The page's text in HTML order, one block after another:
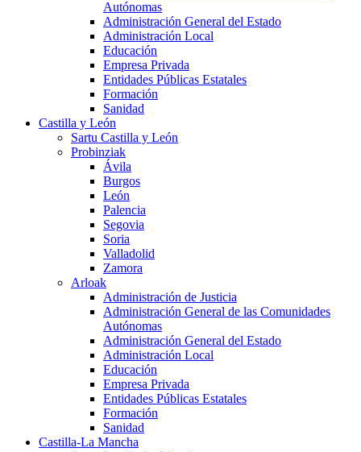
Autónomas
Administración General del Estado
Administración Local
Educación
Empresa Privada
Entidades Públicas Estatales
Formación
Sanidad
Castilla y León
Sartu Castilla y León
Probinziak
Ávila
Burgos
León
Palencia
Segovia
Soria
Valladolid
Zamora
Arloak
Administración de Justicia
Administración General de las Comunidades
Autónomas
Administración General del Estado
Administración Local
Educación
Empresa Privada
Entidades Públicas Estatales
Formación
Sanidad
Castilla-La Mancha